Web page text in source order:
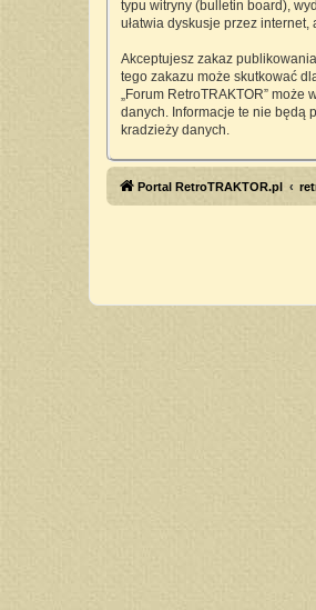
typu witryny (bulletin board),
ułatwia dyskusje przez
Akceptujesz zakaz
tego zakazu może skutkować
„Forum RetroTRAKTOR”
danych. Informacje te nie będą
kradzieży danych.
Portal RetroTRAKTOR.pl